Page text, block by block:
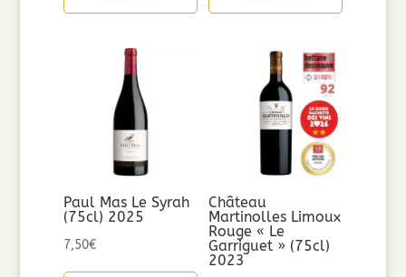
Paul Mas Le Syrah
(75cl) 2025
7,50€
Château
Martinolles Limoux
Rouge « Le
Garriguet » (75cl)
2023